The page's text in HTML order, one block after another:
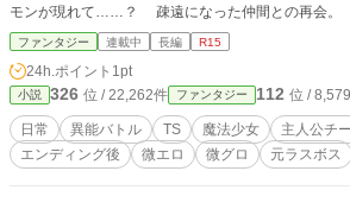
モンが現れて……？ 疎遠になった仲間との再会。 死んだはずの魔王グリザ
イユの影。 かつて世界を危機に陥らせた《怪画》の残党たち。 ５年前に迎
えたはずのエピローグ。そこで回収されることのな
少女としての戦いへと導いてゆく。 かつて世界を救った魔法少女たちは、再
び世界を救えるのか！ マグネットマクロリンク様においても、同作を投稿さ
せていただいております。 第１章『エピローグの向こう側』完結 第２章
『魔王が遺した絆』完結 第３章『魔王の血脈』
ファンタジー 連載中 長編 R15
24h.ポイント 1pt
小説 326 位 / 22,262件 ファンタジー 112 位 /
日常 異能バトル TS 魔法少女 主人公チ
エンディング後
微エロ 微グロ 元ラスボス